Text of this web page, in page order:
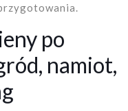
po
namiot,